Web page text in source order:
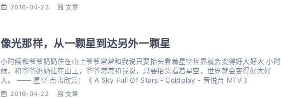
2016-04-23 文章
像光那样，从一颗星到达另外一颗星
小时候和爷爷奶奶住在山上爷爷常常和我说只要抬头看着星空世界就会变得好大好大 小时
候，和爷爷奶奶住在山上，爷爷常常和我说，只要抬头看着星空，世界就会变得好大好
大。 —— 星空 点击欣赏：《 A Sky Full Of Stars - Coldplay - 音悦台 MTV 》
2016-04-22 文章